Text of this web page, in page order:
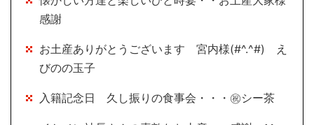
感謝
お土産ありがとうございます 宮内様(#^.^#) え
びのの玉子
入籍記念日 久し振りの食事会・・・㊗シー茶